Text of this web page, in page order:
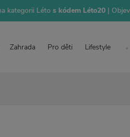
kategorii Létos kódem Léto20 |
Zahrada Pro děti Lifestyle